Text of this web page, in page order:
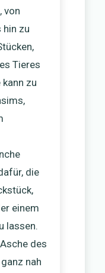
von
hin zu
Tieres
zu
die
einem
lassen.
des
nah